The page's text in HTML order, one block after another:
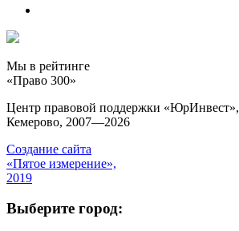
Мы в рейтинге
«Право 300»
Центр правовой поддержки «ЮрИнвест»,
Кемерово, 2007—2026
Создание сайта
«Пятое измерение»,
2019
Выберите город: